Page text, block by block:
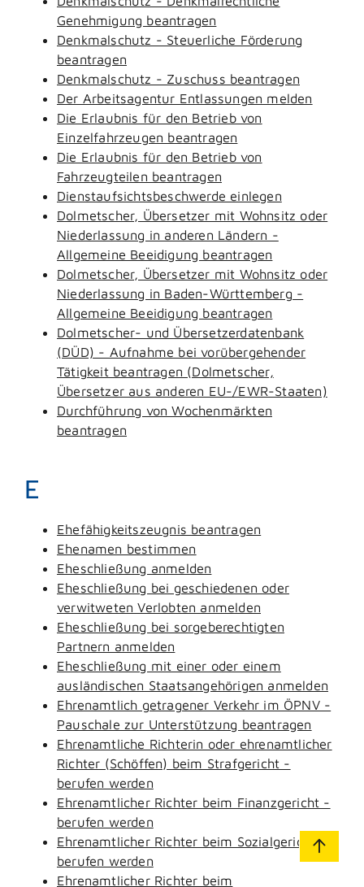
Genehmigung beantragen
Denkmalschutz - Steuerliche Förderung
beantragen
Denkmalschutz - Zuschuss beantragen
Der Arbeitsagentur Entlassungen melden
Die Erlaubnis für den Betrieb von
Einzelfahrzeugen beantragen
Die Erlaubnis für den Betrieb von
Fahrzeugteilen beantragen
Dienstaufsichtsbeschwerde einlegen
Dolmetscher, Übersetzer mit Wohnsitz oder
Niederlassung in anderen Ländern -
Allgemeine Beeidigung beantragen
Dolmetscher, Übersetzer mit Wohnsitz oder
Niederlassung in Baden-Württemberg -
Allgemeine Beeidigung beantragen
Dolmetscher- und Übersetzerdatenbank
(DÜD) - Aufnahme bei vorübergehender
Tätigkeit beantragen (Dolmetscher,
Übersetzer aus anderen EU-/EWR-Staaten)
Durchführung von Wochenmärkten
beantragen
E
Ehefähigkeitszeugnis beantragen
Ehenamen bestimmen
Eheschließung anmelden
Eheschließung bei geschiedenen oder
verwitweten Verlobten anmelden
Eheschließung bei sorgeberechtigten
Partnern anmelden
Eheschließung mit einer oder einem
ausländischen Staatsangehörigen anmelden
Ehrenamtlich getragener Verkehr im ÖPNV -
Pauschale zur Unterstützung beantragen
Ehrenamtliche Richterin oder ehrenamtlicher
Richter (Schöffen) beim Strafgericht -
berufen werden
Ehrenamtlicher Richter beim Finanzgericht -
berufen werden
Ehrenamtlicher Richter beim Sozialgericht -
berufen werden
Ehrenamtlicher Richter beim